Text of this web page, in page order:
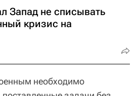
Запад не списывать
кризис на
необходимо